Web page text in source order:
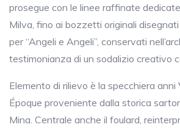
prosegue con le linee raffinate
Milva, fino ai bozzetti originali
per “Angeli e Angeli”, conservati
testimonianza di un sodalizio creativo
Elemento di rilievo è la specchiera anni
Époque proveniente dalla storica
Mina. Centrale anche il foulard,